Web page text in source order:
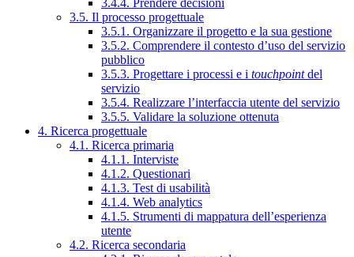
3.4.4. Prendere decisioni
3.5. Il processo progettuale
3.5.1. Organizzare il progetto e la sua gestione
3.5.2. Comprendere il contesto d’uso del servizio
pubblico
3.5.3. Progettare i processi e i touchpointdel
servizio
3.5.4. Realizzare l’interfaccia utente del servizio
3.5.5. Validare la soluzione ottenuta
4. Ricerca progettuale
4.1. Ricerca primaria
4.1.1. Interviste
4.1.2. Questionari
4.1.3. Test di usabilità
4.1.4. Web analytics
4.1.5. Strumenti di mappatura dell’esperienza
utente
4.2. Ricerca secondaria